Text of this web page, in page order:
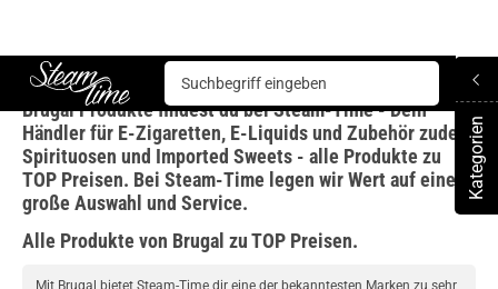
Steam time
Brugal
Kategorien
Brugal Produkte findest du bei Steam-Time - Dein
Händler für E-Zigaretten, E-Liquids und Zubehör zudem
Spirituosen und Imported Sweets - alle Produkte zu
TOP Preisen. Bei Steam-Time legen wir Wert auf eine
große Auswahl und Service.
Alle Produkte von Brugal zu TOP Preisen.
Mit Brugal bietet Steam-Time dir eine der bekanntesten Marken zu sehr